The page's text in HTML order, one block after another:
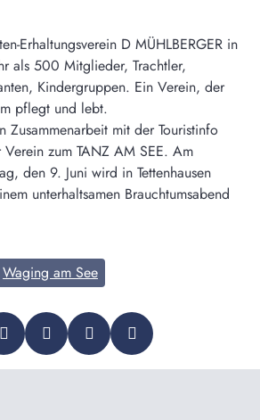
Erhaltungsverein D MÜHLBERGER in
als 500 Mitglieder, Trachtler,
Kindergruppen. Ein Verein, der
pflegt und lebt.
Zusammenarbeit mit der Touristinfo
zum TANZ AM SEE. Am
den 9. Juni wird in Tettenhausen
unterhaltsamen Brauchtumsabend
Waging am See